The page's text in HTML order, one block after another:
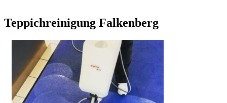
Teppichreinigung Falkenberg